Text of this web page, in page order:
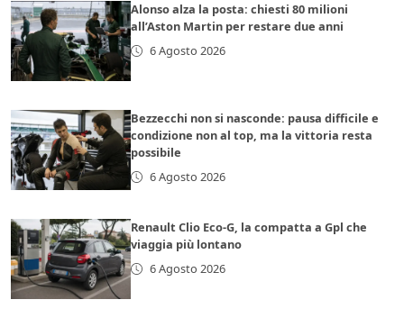
Alonso alza la posta: chiesti 80 milioni
all’Aston Martin per restare due anni
6 Agosto 2026
Bezzecchi non si nasconde: pausa difficile e
condizione non al top, ma la vittoria resta
possibile
6 Agosto 2026
Renault Clio Eco-G, la compatta a Gpl che
viaggia più lontano
6 Agosto 2026